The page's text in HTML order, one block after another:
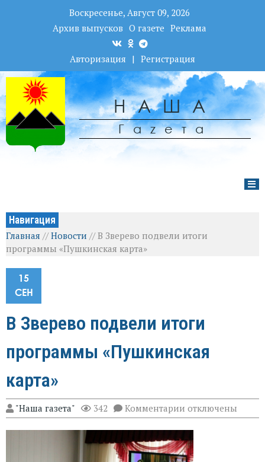
Воскресенье, Август 09, 2026
Архив выпусков О газете Реклама
Авторизация | Регистрация
НАША
Гаzета
Навигация
Главная //Новости //В Зверево подвели итоги
программы «Пушкинская карта»
15
СЕН
В Зверево подвели итоги
программы «Пушкинская
карта»
"Наша газета" 342 Комментарии к
записи
В
Зверево
подвели
итоги
отключены